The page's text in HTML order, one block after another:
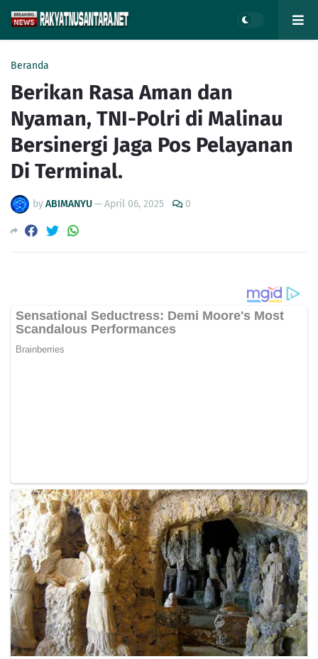
Beranda
Berikan Rasa Aman dan
Nyaman, TNI-Polri di Malinau
Bersinergi Jaga Pos Pelayanan
Di Terminal.
byABIMANYU—April 06, 2025 0